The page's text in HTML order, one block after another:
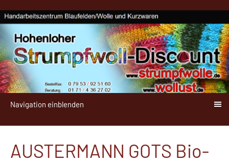
Navigation einblenden
AUSTERMANN GOTS Bio-